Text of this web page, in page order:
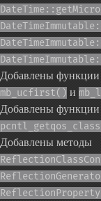
Добавлены функции
mb_ucfirst() и
Добавлены функции
Добавлены методы